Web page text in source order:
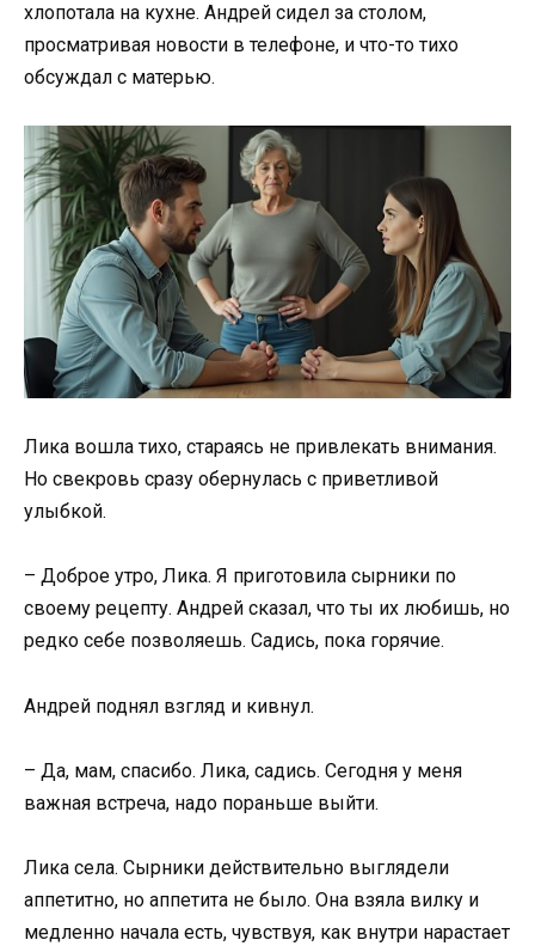
хлопотала на кухне. Андрей сидел за столом,
просматривая новости в телефоне, и что-то тихо
обсуждал с матерью.
Лика вошла тихо, стараясь не привлекать внимания.
Но свекровь сразу обернулась с приветливой
улыбкой.
– Доброе утро, Лика. Я приготовила сырники по
своему рецепту. Андрей сказал, что ты их любишь, но
редко себе позволяешь. Садись, пока горячие.
Андрей поднял взгляд и кивнул.
– Да, мам, спасибо. Лика, садись. Сегодня у меня
важная встреча, надо пораньше выйти.
Лика села. Сырники действительно выглядели
аппетитно, но аппетита не было. Она взяла вилку и
медленно начала есть, чувствуя, как внутри нарастает